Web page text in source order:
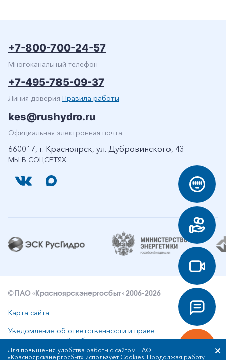
МЫ В СОЦСЕТЯХ
+7-800-700-24-57
Многоканальный телефон
+7-495-785-09-37
Линия доверия Правила работы
kes@rushydro.ru
Официальная электронная почта
660017, г. Красноярск, ул. Дубровинского, 43
© ПАО «Красноярскэнергосбыт» 2006-2026
Карта сайта
Уведомление об ответственности и праве
интеллектуальной собственности
Для повышения удобства работы с сайтом ПАО
«Красноярскэнергосбыт» использует Cookies. Продолжая работу